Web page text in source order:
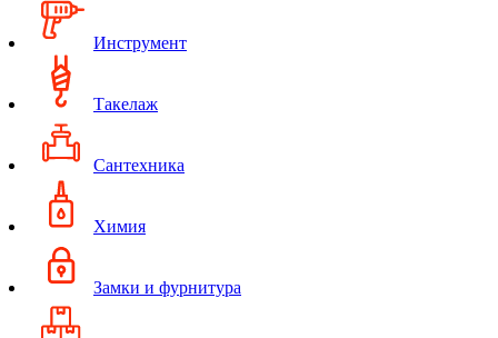
Инструмент
Такелаж
Сантехника
Химия
Замки и фурнитура